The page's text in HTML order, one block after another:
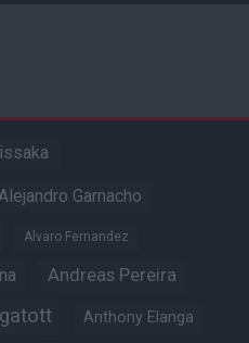
Alejandro Garnacho
Alvaro Fernandez
Andreas Pereira
Anthony Elanga